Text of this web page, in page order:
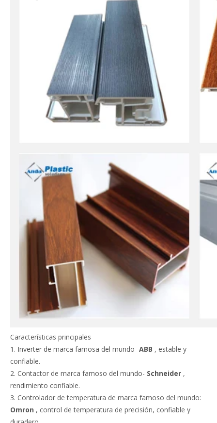
Características principales
1. Inverter de marca famosa del mundo- ABB , estable y
confiable.
2. Contactor de marca famoso del mundo- Schneider ,
rendimiento confiable.
3. Controlador de temperatura de marca famoso del mundo:
Omron , control de temperatura de precisión, confiable y